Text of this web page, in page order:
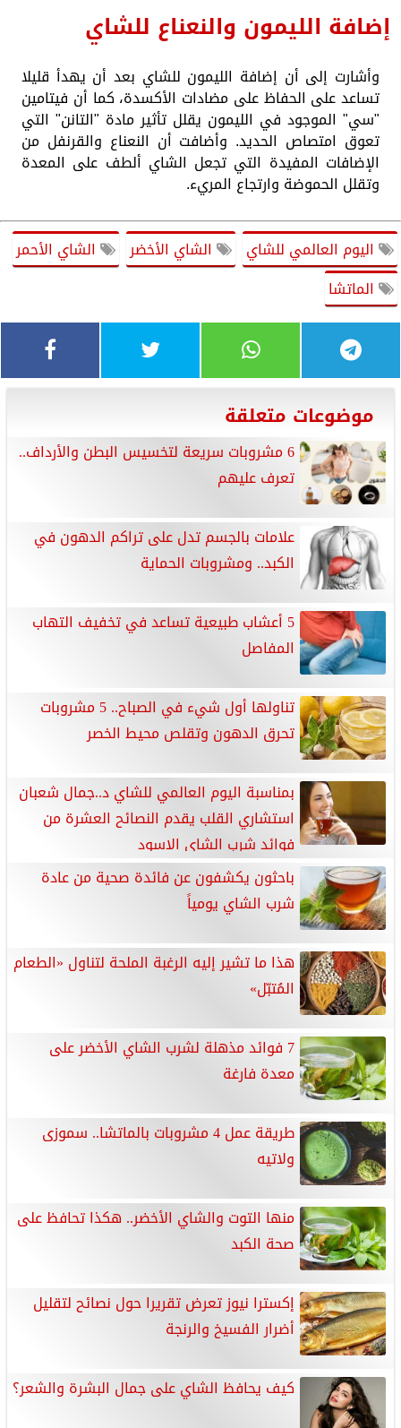
إضافة الليمون والنعناع للشاي
وأشارت إلى أن إضافة الليمون للشاي بعد أن يهدأ قليلا
تساعد على الحفاظ على مضادات الأكسدة، كما أن فيتامين
"سي" الموجود في الليمون يقلل تأثير مادة "التانن" التي
تعوق امتصاص الحديد. وأضافت أن النعناع والقرنفل من
الإضافات المفيدة التي تجعل الشاي ألطف على المعدة
وتقلل الحموضة وارتجاع المريء.
اليوم العالمي للشاي الشاي الأخضر
الشاي الأحمر
الماتشا
موضوعات متعلقة
6 مشروبات سريعة لتخسيس البطن والأرداف..
تعرف عليهم
علامات بالجسم تدل على تراكم الدهون في
الكبد.. ومشروبات الحماية
5 أعشاب طبيعية تساعد في تخفيف التهاب
المفاصل
تناولها أول شيء في الصباح.. 5 مشروبات
تحرق الدهون وتقلص محيط الخصر
بمناسبة اليوم العالمي للشاي د..جمال شعبان
استشاري القلب يقدم النصائح العشرة من
فوائد شرب الشاي الاسود
باحثون يكشفون عن فائدة صحية من عادة
شرب الشاي يومياً
هذا ما تشير إليه الرغبة الملحة لتناول «الطعام
المُتبّل»
7 فوائد مذهلة لشرب الشاي الأخضر على
معدة فارغة
طريقة عمل 4 مشروبات بالماتشا.. سموزى
ولاتيه
منها التوت والشاي الأخضر.. هكذا تحافظ على
صحة الكبد
إكسترا نيوز تعرض تقريرا حول نصائح لتقليل
أضرار الفسيخ والرنجة
كيف يحافظ الشاي على جمال البشرة والشعر؟